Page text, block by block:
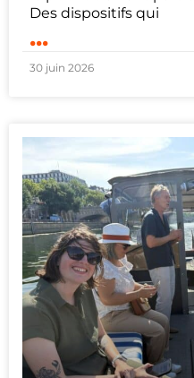
Des dispositifs qui
...
30 juin 2026